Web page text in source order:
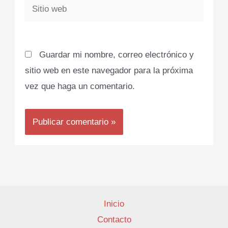
Sitio
Guardar mi nombre, correo electrónico y
sitio web en este navegador para la próxima
vez que haga un comentario.
Inicio
Contacto